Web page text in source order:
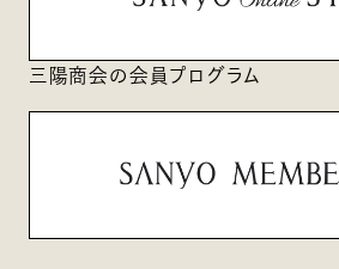
三陽商会の会員プログラム